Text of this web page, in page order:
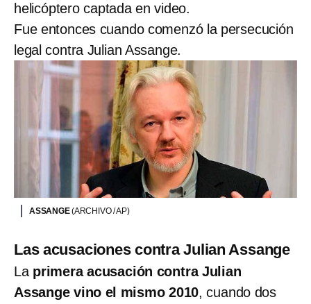
helicóptero captada en video.
Fue entonces cuando comenzó la persecución
legal contra Julian Assange.
ASSANGE(ARCHIVO / AP)
Las acusaciones contra Julian Assange
La primera acusación contra Julian
Assange vino el mismo 2010, cuando dos